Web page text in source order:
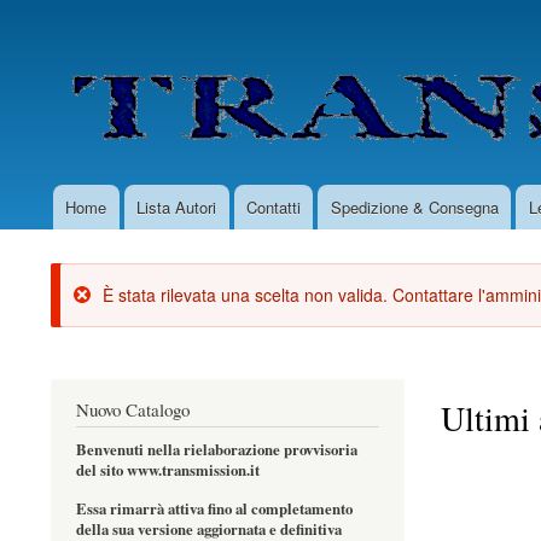
menu
MainHome Lista Autori Contatti Spedizione & Consegna
È stata rilevata una scelta non valida. Contattare
Ultimi
Nuovo Catalogo
Benvenuti nella rielaborazione provvisoria
del sito www.transmission.it
Essa rimarrà attiva fino al completamento
della sua versione aggiornata e definitiva